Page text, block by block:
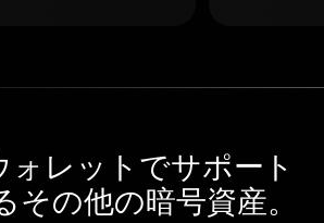
ォレットでサポート
その他の暗号資産。